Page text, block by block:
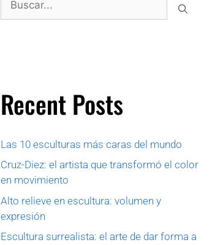
Recent Posts
Las 10 esculturas más caras del mundo
Cruz-Diez: el artista que transformó el color
en movimiento
Alto relieve en escultura: volumen y
expresión
Escultura surrealista: el arte de dar forma a